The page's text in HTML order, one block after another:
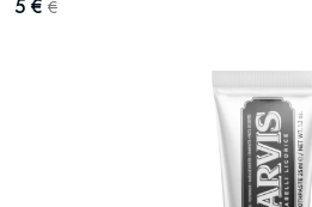
5 € €